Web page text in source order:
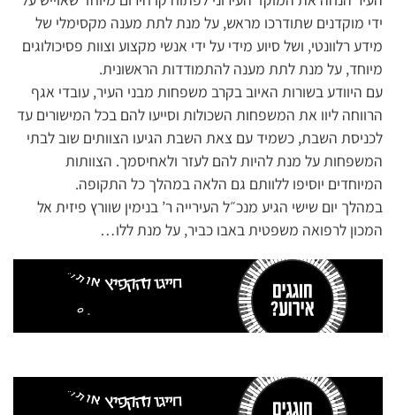
ידי מוקדנים שתודרכו מראש, על מנת לתת מענה מקסימלי של
מידע רלוונטי, ושל סיוע מידי על ידי אנשי מקצוע וצוות פסיכולוגים
מיוחד, על מנת לתת מענה להתמודדות הראשונית.
עם היוודע בשורות האיוב בקרב משפחות מבני העיר, עובדי אגף
הרווחה ליוו את המשפחות השכולות וסייעו להם בכל המישורים עד
לכניסת השבת, כשמיד עם צאת השבת הגיעו הצוותים שוב לבתי
המשפחות על מנת להיות להם לעזר ולאחיסמך. הצוותות
המיוחדים יוסיפו ללוותם גם הלאה במהלך כל התקופה.
‏במהלך יום שישי הגיע מנכ״ל העירייה ר’ בנימין שוורץ פיזית אל
המכון לרפואה משפטית באבו כביר, על מנת ללו…